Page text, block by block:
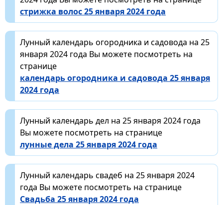
стрижка волос 25 января 2024 года
Лунный календарь огородника и садовода на 25
января 2024 года Вы можете посмотреть на
странице
календарь огородника и садовода 25 января
2024 года
Лунный календарь дел на 25 января 2024 года
Вы можете посмотреть на странице
лунные дела 25 января 2024 года
Лунный календарь свадеб на 25 января 2024
года Вы можете посмотреть на странице
Свадьба 25 января 2024 года